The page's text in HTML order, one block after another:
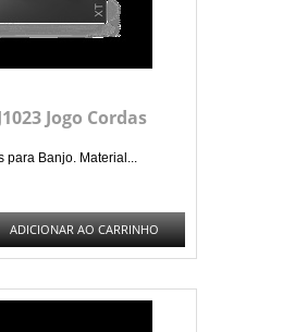
Jogo Cordas
para Banjo. Material...
ADICIONAR AO CARRINHO